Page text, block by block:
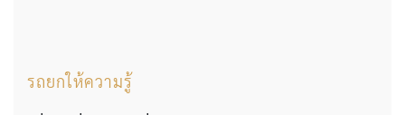
รถยกให้ความรู้